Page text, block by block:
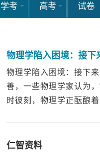
学考 高考 试卷
物理学陷入困境：接下
物理学陷入困境：接下
善，一些物理学家认为
时彼刻，物理学正酝酿
仁智资料